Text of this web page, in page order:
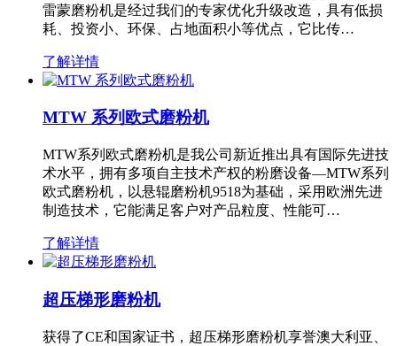
雷蒙磨粉机是经过我们的专家优化升级改造，具有低损
耗、投资小、环保、占地面积小等优点，它比传…
了解详情
MTW 系列欧式磨粉机
MTW系列欧式磨粉机是我公司新近推出具有国际先进技
术水平，拥有多项自主技术产权的粉磨设备—MTW系列
欧式磨粉机，以悬辊磨粉机9518为基础，采用欧洲先进
制造技术，它能满足客户对产品粒度、性能可…
了解详情
超压梯形磨粉机
获得了CE和国家证书，超压梯形磨粉机享誉澳大利亚、